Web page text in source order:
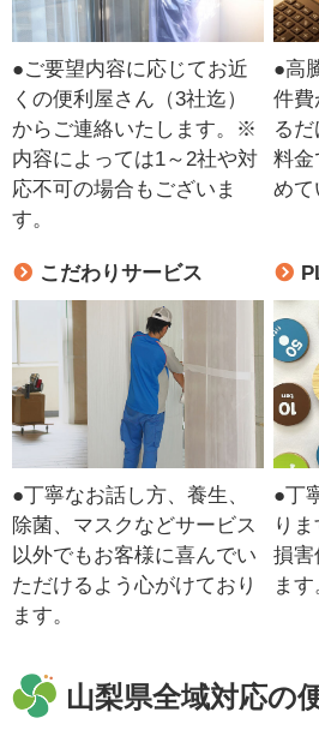
●ご要望内容に応じてお近
くの便利屋さん（3社迄）
からご連絡いたします。※
内容によっては1～2社や対
応不可の場合もございま
す。
●高
件費
る
料金
めて
こだわりサービス
●丁寧なお話し方、養生、
除菌、マスクなどサービス
以外でもお客様に喜んでい
ただけるよう心がけており
ます。
●丁
り
損害
ま
山梨県全域対応の